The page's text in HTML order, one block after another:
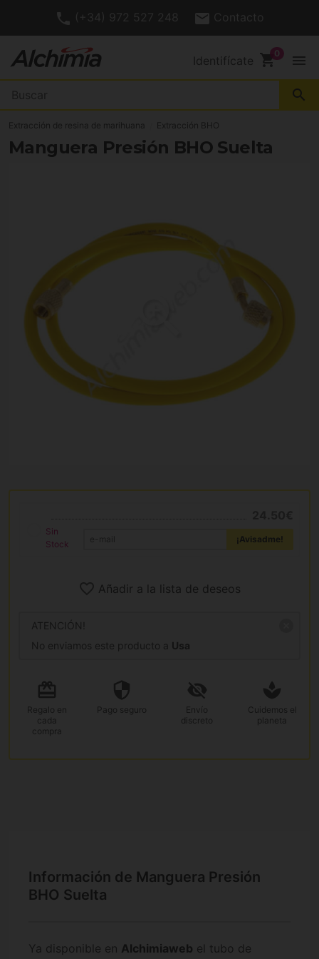
(+34) 972 527 248 Contacto
Identifícate shopping_cart menu
search
Extracción de resina de marihuana Extracción BHO
Manguera Presión BHO Suelta
Sin
Stock
¡Avisadme!
Añadir a la lista de deseos
ATENCIÓN!
No enviamos este producto a Usa
Regalo en
cada
compra
Pago seguro
Envío
discreto
Cuidemos el
planeta
Información de Manguera Presión
BHO Suelta
Ya disponible en Alchimiaweb el tubo de